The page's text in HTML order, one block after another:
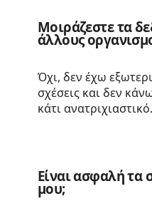
Μοιράζεστε τα
άλλους
Όχι, δεν έχω
σχέσεις και δεν
κάτι ανατριχιαστικό.
Είναι ασφαλή τα
μου;